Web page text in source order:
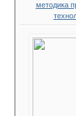
методика